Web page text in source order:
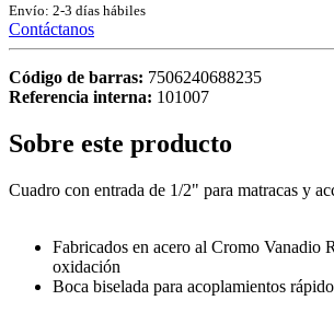
Envío: 2-3 días hábiles
Contáctanos
Código de barras: 7506240688235
Referencia interna: 101007
Sobre este producto
Cuadro con entrada de 1/2" para matracas y
Fabricados en acero al Cromo Vanadio
oxidación
Boca biselada para acoplamientos